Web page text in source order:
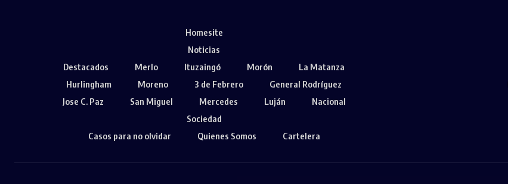
Homesite
Noticias
Destacados
Merlo Ituzaingó Morón
La Matanza
Hurlingham
Moreno 3 de Febrero
General Rodríguez
Jose C. Paz
San Miguel Mercedes Luján
Nacional
Sociedad
Casos para no olvidar
Quienes Somos Cartelera